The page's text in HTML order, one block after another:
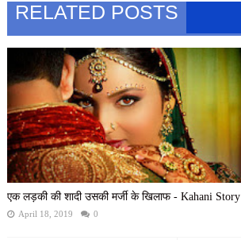
RELATED POSTS
एक लड़की की शादी उसकी मर्जी के खिलाफ - Kahani Story
April 18, 2019 0